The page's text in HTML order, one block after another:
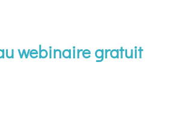
webinaire gratuit